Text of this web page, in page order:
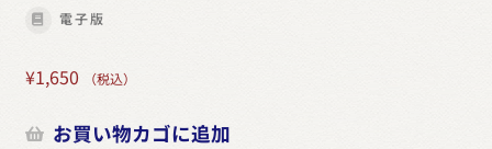
電子版
¥1,650 （税込）
お買い物カゴに追加